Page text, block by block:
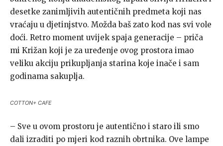
desetke zanimljivih autentičnih predmeta koji nas
vraćaju u djetinjstvo. Možda baš zato kod nas svi vole
doći. Retro moment uvijek spaja generacije – priča
mi Križan koji je za uređenje ovog prostora imao
veliku akciju prikupljanja starina koje inače i sam
godinama sakuplja.
COTTON+ CAFE
– Sve u ovom prostoru je autentično i staro ili smo
dali izraditi po mjeri kod raznih obrtnika. Ove lampe